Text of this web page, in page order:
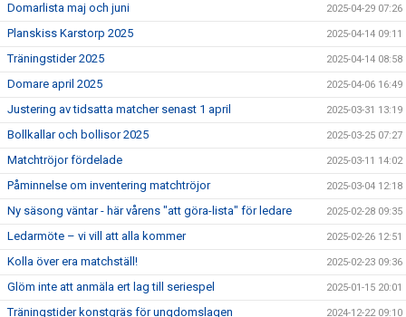
Domarlista maj och juni 2025-04-29 07:26
Planskiss Karstorp 2025 2025-04-14 09:11
Träningstider 2025 2025-04-14 08:58
Domare april 2025 2025-04-06 16:49
Justering av tidsatta matcher senast 1 april 2025-03-31 13:19
Bollkallar och bollisor 2025 2025-03-25 07:27
Matchtröjor fördelade 2025-03-11 14:02
Påminnelse om inventering matchtröjor 2025-03-04 12:18
Ny säsong väntar - här vårens "att göra-lista" för ledare 2025-02-28 09:35
Ledarmöte – vi vill att alla kommer 2025-02-26 12:51
Kolla över era matchställ! 2025-02-23 09:36
Glöm inte att anmäla ert lag till seriespel 2025-01-15 20:01
Träningstider konstgräs för ungdomslagen 2024-12-22 09:10